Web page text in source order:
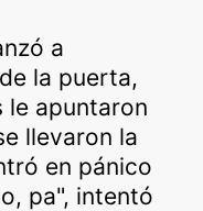
a
la puerta,
le apuntaron
llevaron la
en pánico
pa", intentó